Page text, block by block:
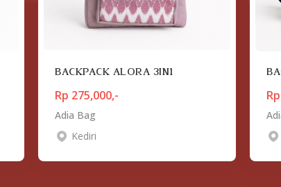
BACKPACK ALORA 3IN1
Rp 275,000,-
Adia Bag
Kediri